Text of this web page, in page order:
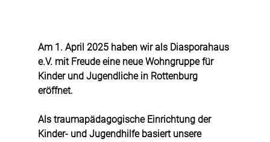
Am 1. April 2025 haben wir als Diasporahaus
e.V. mit Freude eine neue Wohngruppe für
Kinder und Jugendliche in Rottenburg
eröffnet.
Als traumapädagogische Einrichtung der
Kinder- und Jugendhilfe basiert unsere